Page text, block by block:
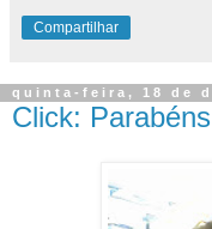
Compartilhar
quinta-feira, 18 de
Click: